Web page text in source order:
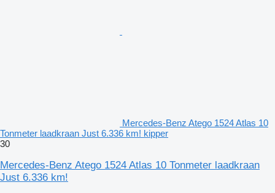
Mercedes-Benz Atego 1524 Atlas 10
Tonmeter laadkraan Just 6.336 km! kipper
30
Mercedes-Benz Atego 1524 Atlas 10 Tonmeter laadkraan
Just 6.336 km!